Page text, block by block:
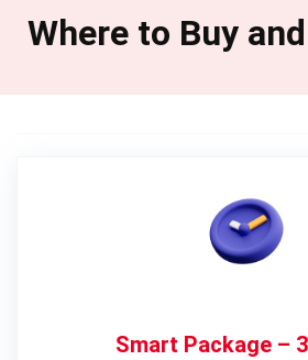
Where to Buy
Smart Package –